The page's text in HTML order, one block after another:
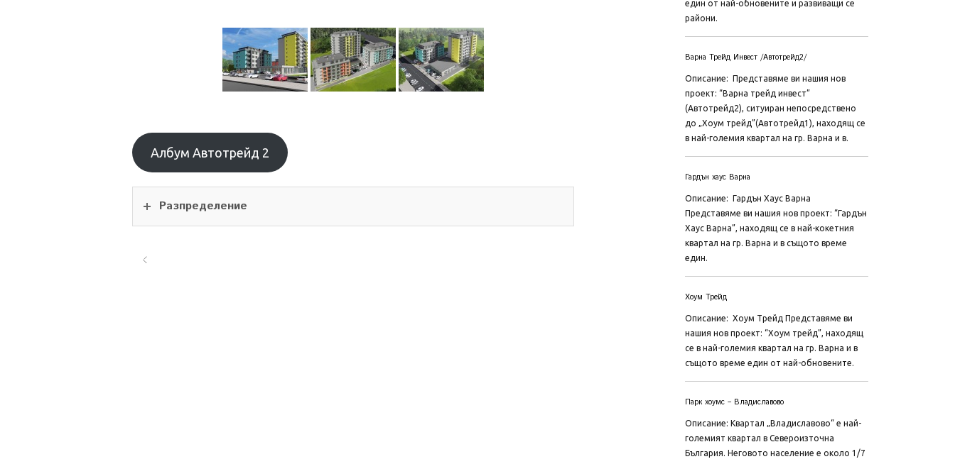
Албум Автотрейд 2
Разпределение
един от най-обновените и развиващи се
райони.
Варна Трейд Инвест /Автотрейд2/
Описание: Представяме ви нашия нов
проект: “Варна трейд инвест”
(Автотрейд2), ситуиран непосредствено
до „Хоум трейд”(Автотрейд1), находящ се
в най-големия квартал на гр. Варна и в.
Гардън хаус Варна
Описание: Гардън Хаус Варна
Представяме ви нашия нов проект: “Гардън
Хаус Варна”, находящ се в най-кокетния
квартал на гр. Варна и в същото време
един.
Хоум Трейд
Описание: Хоум Трейд Представяме ви
нашия нов проект: “Хоум трейд”, находящ
се в най-големия квартал на гр. Варна и в
същото време един от най-обновените.
Парк хоумс – Владиславово
Описание: Квартал „Владиславово“ е най-
големият квартал в Североизточна
България. Неговото население е около 1/7